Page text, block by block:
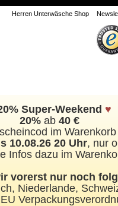
Herren Unterwäsche Shop
Super-Weekend ♥
20%ab 40 €
im Warenkorb
10.08.26 20 Uhr, nur
Infos dazu im
vorerst nur noch
Niederlande,